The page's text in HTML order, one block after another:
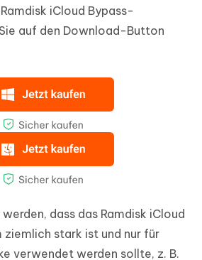
iCloud Bypass-
auf den Download-Button
dass das Ramdisk iCloud
ziemlich stark ist und nur für
verwendet werden sollte, z. B.